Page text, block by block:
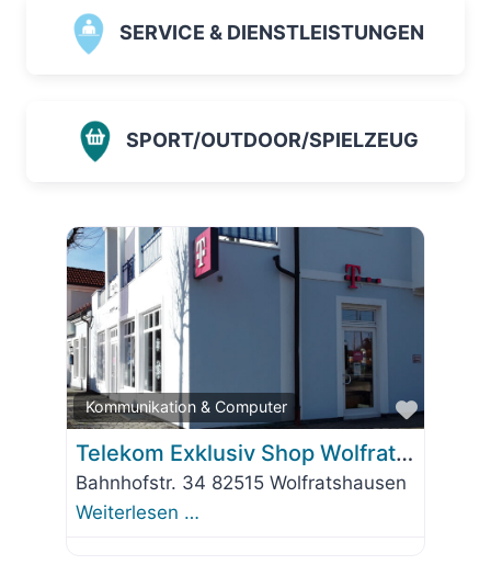
SERVICE & DIENSTLEISTUNGEN
SPORT/OUTDOOR/SPIELZEUG
Kommunikation & Computer
Favorit
Telekom Exklusiv Shop Wolfratshausen
Bahnhofstr. 34 82515 Wolfratshausen
Weiterlesen …